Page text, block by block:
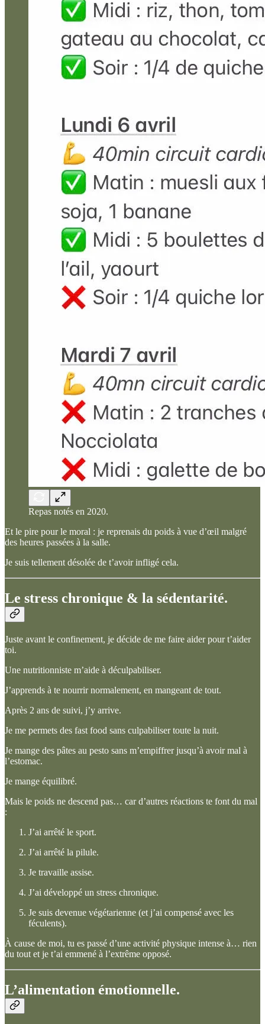
Repas notés en 2020.
Et le pire pour le moral : je reprenais du poids à vue d’œil malgré
des heures passées à la salle.
Je suis tellement désolée de t’avoir infligé cela.
Le stress chronique & la sédentarité.
Juste avant le confinement, je décide de me faire aider pour t’aider
toi.
Une nutritionniste m’aide à déculpabiliser.
J’apprends à te nourrir normalement, en mangeant de tout.
Après 2 ans de suivi, j’y arrive.
Je me permets des fast food sans culpabiliser toute la nuit.
Je mange des pâtes au pesto sans m’empiffrer jusqu’à avoir mal à
l’estomac.
Je mange équilibré.
Mais le poids ne descend pas… car d’autres réactions te font du mal
:
J’ai arrêté le sport.
J’ai arrêté la pilule.
Je travaille assise.
J’ai développé un stress chronique.
Je suis devenue végétarienne (et j’ai compensé avec les
féculents).
À cause de moi, tu es passé d’une activité physique intense à… rien
du tout et je t’ai emmené à l’extrême opposé.
L’alimentation émotionnelle.